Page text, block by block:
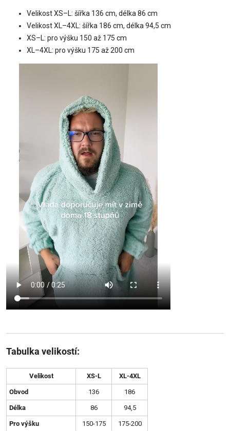
Velikost XS–L: šířka 136 cm, délka 86 cm
Velikost XL–4XL: šířka 186 cm, délka 94,5 cm
XS–L: pro výšku 150 až 175 cm
XL–4XL: pro výšku 175 až 200 cm
Tabulka velikostí:
Velikost XS-L XL-4XL
Obvod 136 186
Délka 86 94,5
Pro výšku 150-175 175-200